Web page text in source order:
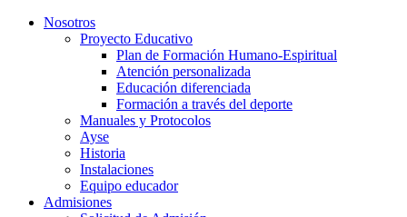
Nosotros
Proyecto Educativo
Plan de Formación Humano-Espiritual
Atención personalizada
Educación diferenciada
Formación a través del deporte
Manuales y Protocolos
Ayse
Historia
Instalaciones
Equipo educador
Admisiones